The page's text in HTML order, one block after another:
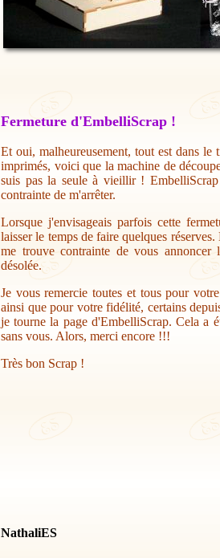
Fermeture d'EmbelliScrap !
Et oui, malheureusement, tout est dans
imprimés, voici que la machine de
suis pas la seule à vieillir !
contrainte de m'arrêter.
Lorsque j'envisageais parfois cette
laisser le temps de faire quelques
me trouve contrainte de vous annoncer
désolée.
Je vous remercie toutes et tous pour
ainsi que pour votre fidélité, certains
je tourne la page d'EmbelliScrap. Cela a
sans vous. Alors, merci encore !!!
Très bon Scrap !
NathaliES